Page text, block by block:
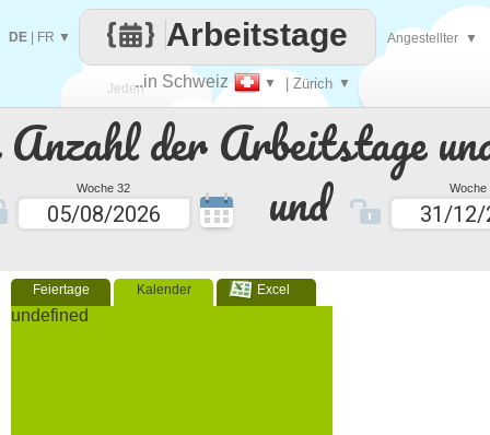
Anzahl der Arbeitstage
Woche 32 und Woche
Feiertage Kalender Excel
undefined
Jeden
Tag
..in Schweiz ▼ | Zürich ▼
Arbeitstage
DE FR ▼ Angestellter ▼